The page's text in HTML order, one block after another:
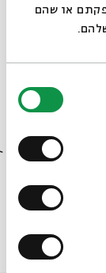
או שהם